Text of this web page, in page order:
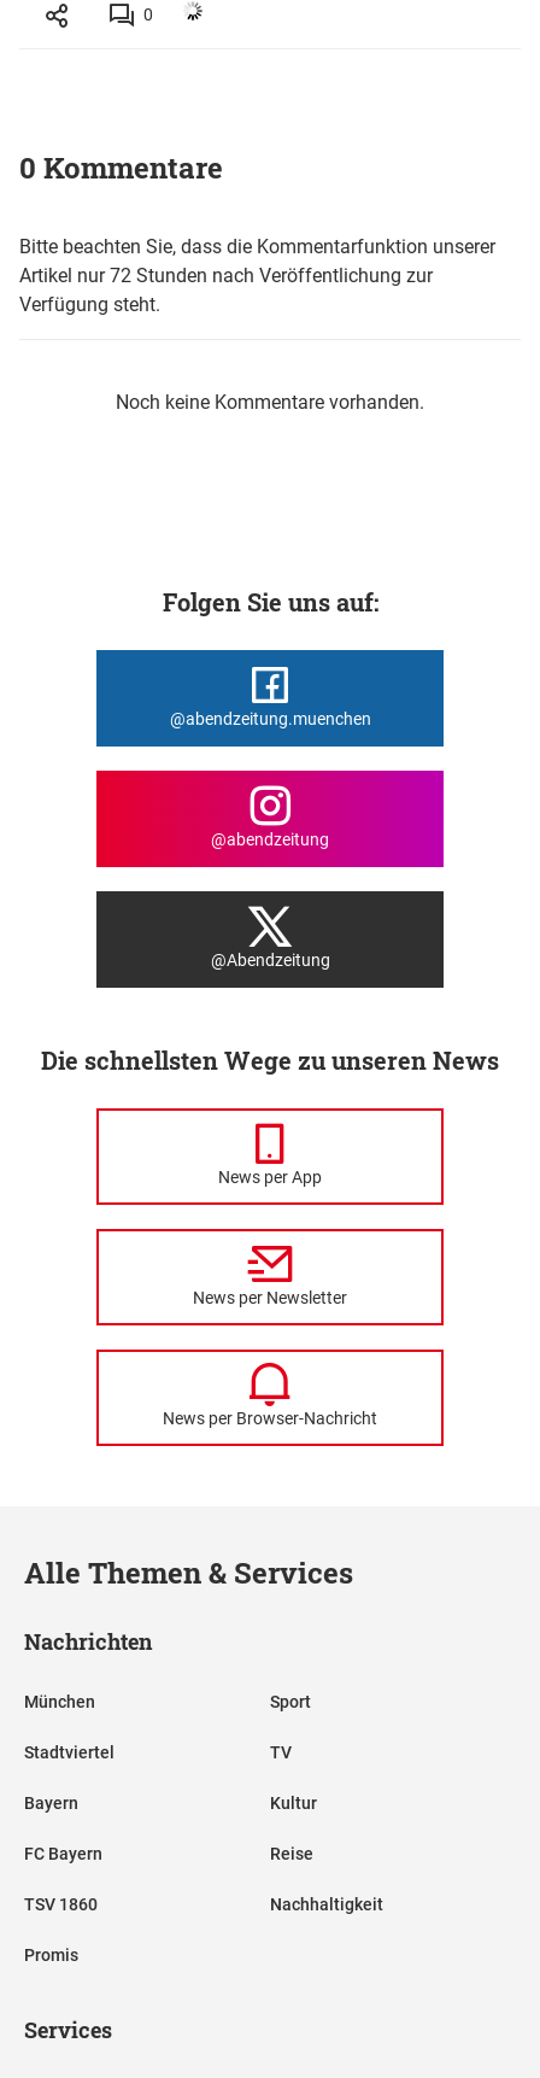
0
0 Kommentare
Bitte beachten Sie, dass die Kommentarfunktion unserer
Artikel nur 72 Stunden nach Veröffentlichung zur
Verfügung steht.
Noch keine Kommentare vorhanden.
Folgen Sie uns auf:
@abendzeitung.muenchen
@abendzeitung
@Abendzeitung
Die schnellsten Wege zu unseren News
News per App
News per Newsletter
News per Browser-Nachricht
Alle Themen & Services
Nachrichten
München
Stadtviertel
Bayern
FC Bayern
TSV 1860
Promis
Sport
TV
Kultur
Reise
Nachhaltigkeit
Services